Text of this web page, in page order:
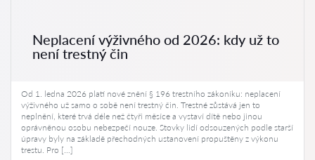
Neplacení výživného od 2026: kdy už to
není trestný čin
Od 1. ledna 2026 platí nové znění § 196 trestního zákoníku: neplacení
výživného už samo o sobě není trestný čin. Trestné zůstává jen to
neplnění, které trvá déle než čtyři měsíce a vystaví dítě nebo jinou
oprávněnou osobu nebezpečí nouze. Stovky lidí odsouzených podle starší
úpravy byly na základě přechodných ustanovení propuštěny z výkonu
trestu. Pro […]